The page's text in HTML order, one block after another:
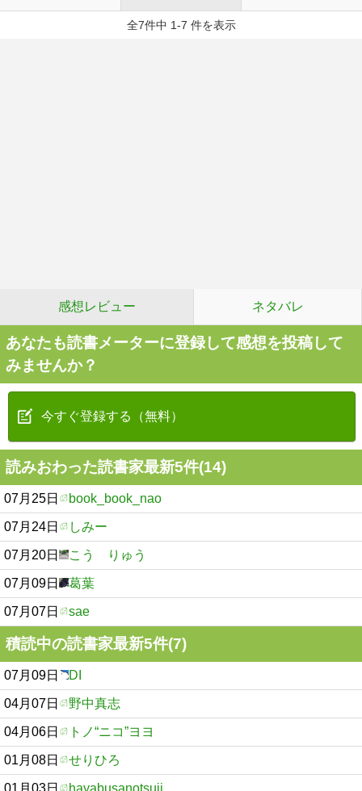
全7件中 1-7 件を表示
感想レビュー ネタバレ
あなたも読書メーターに登録して感想を投稿して
みませんか？
今すぐ登録する（無料）
読みおわった読書家最新5件(14)
07月25日 book_book_nao
07月24日 しみー
07月20日 こう りゅう
07月09日 葛葉
07月07日 sae
積読中の読書家最新5件(7)
07月09日 DI
04月07日 野中真志
04月06日 トノ“ニコ”ヨヨ
01月08日 せりひろ
01月03日 hayabusanotsuji